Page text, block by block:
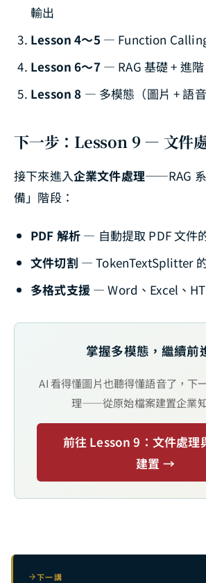
輸出
Lesson 4～5 — Function
Lesson 6～7— RAG 基礎 + 進階
Lesson 8 — 多模態（圖片 + 語音
下一步：Lesson 9 — 文件
接下來進入企業文件處理——RAG
備」階段：
PDF 解析 — 自動提取 PDF 文件
文件切割 — TokenTextSplitter
多格式支援— Word、Excel、
掌握多模態，繼續前
AI 看得懂圖片也聽得懂語音了，下
理——從原始檔案建置企業
前往 Lesson 9：文件處理
建置 →
下一講